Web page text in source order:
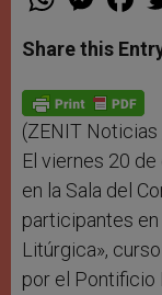
t
s
p
p
e
s
e
g
e
r
a
e
b
o
k
Share this
(ZENIT Noticias
El viernes 20
en la Sala del
participantes
Litúrgica»,
por el Pontificio